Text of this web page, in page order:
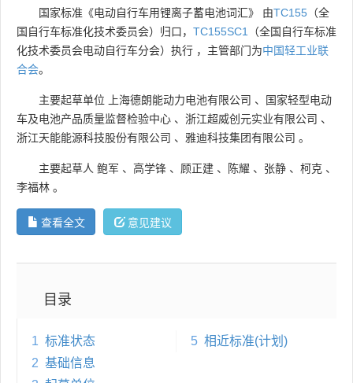
国外标准 技术委员会
国家标准《电动自行车用锂离子蓄电池词汇》 由TC155 （全
国自行车标准化技术委员会）归口， TC155SC1
（全国自行车标准
化技术委员会电动自行车分会）执行 ，主管部门为中国轻工业联
合会。
主要起草单位 上海德朗能动力电池有限公司 、
国家轻型电动
车及电池产品质量监督检验中心 、 浙江超威创元实业有限公司 、
浙江天能能源科技股份有限公司 、 雅迪科技集团有限公司 。
主要起草人 鲍军 、 高学锋 、 顾正建 、 陈耀 、 张静 、 柯克 、
李福林 。
查看全文 意见建议
目录
1 标准状态
2 基础信息
5 相近标准(计划)